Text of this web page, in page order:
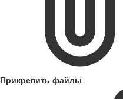
Прикрепить файлы